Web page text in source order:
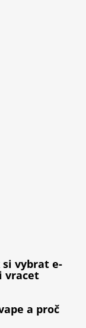
si vybrat e-
vracet
a proč